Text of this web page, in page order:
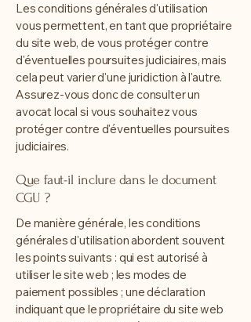
Les conditions générales d'utilisation
vous permettent, en tant que propriétaire
du site web, de vous protéger contre
d'éventuelles poursuites judiciaires, mais
cela peut varier d'une juridiction à l'autre.
Assurez-vous donc de consulter un
avocat local si vous souhaitez vous
protéger contre d'éventuelles poursuites
judiciaires.
Que faut-il inclure dans le document
CGU ?
De manière générale, les conditions
générales d'utilisation abordent souvent
les points suivants : qui est autorisé à
utiliser le site web ; les modes de
paiement possibles ; une déclaration
indiquant que le propriétaire du site web